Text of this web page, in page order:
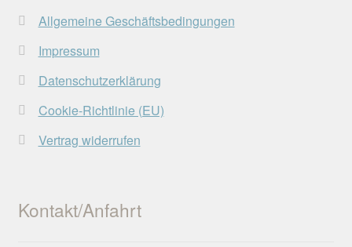
Allgemeine Geschäftsbedingungen
Impressum
Datenschutzerklärung
Cookie-Richtlinie (EU)
Vertrag widerrufen
Kontakt/Anfahrt